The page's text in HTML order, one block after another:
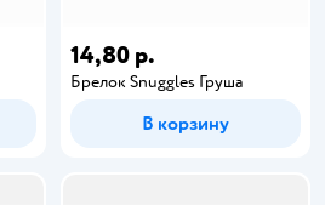
14,80 р.
Брелок Snuggles Груша
В корзину